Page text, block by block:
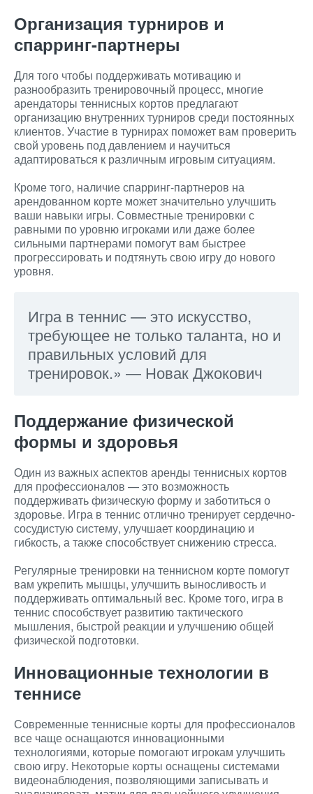
Организация турниров и
спарринг-партнеры
Для того чтобы поддерживать мотивацию и
разнообразить тренировочный процесс, многие
арендаторы теннисных кортов предлагают
организацию внутренних турниров среди постоянных
клиентов. Участие в турнирах поможет вам проверить
свой уровень под давлением и научиться
адаптироваться к различным игровым ситуациям.
Кроме того, наличие спарринг-партнеров на
арендованном корте может значительно улучшить
ваши навыки игры. Совместные тренировки с
равными по уровню игроками или даже более
сильными партнерами помогут вам быстрее
прогрессировать и подтянуть свою игру до нового
уровня.
Игра в теннис — это искусство,
требующее не только таланта, но и
правильных условий для
тренировок.» — Новак Джокович
Поддержание физической
формы и здоровья
Один из важных аспектов аренды теннисных кортов
для профессионалов — это возможность
поддерживать физическую форму и заботиться о
здоровье. Игра в теннис отлично тренирует сердечно-
сосудистую систему, улучшает координацию и
гибкость, а также способствует снижению стресса.
Регулярные тренировки на теннисном корте помогут
вам укрепить мышцы, улучшить выносливость и
поддерживать оптимальный вес. Кроме того, игра в
теннис способствует развитию тактического
мышления, быстрой реакции и улучшению общей
физической подготовки.
Инновационные технологии в
теннисе
Современные теннисные корты для профессионалов
все чаще оснащаются инновационными
технологиями, которые помогают игрокам улучшить
свою игру. Некоторые корты оснащены системами
видеонаблюдения, позволяющими записывать и